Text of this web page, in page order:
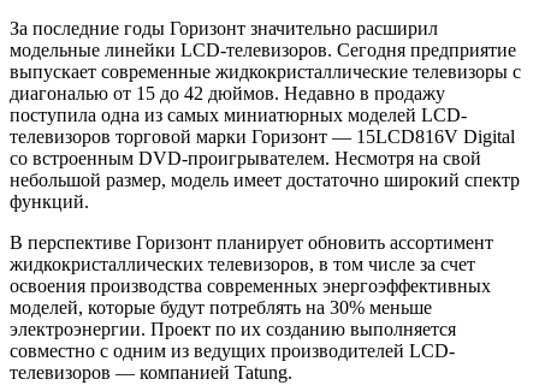
За последние годы Горизонт значительно расширил
модельные линейки LCD-телевизоров. Сегодня предприятие
выпускает современные жидкокристаллические телевизоры с
диагональю от 15 до 42 дюймов. Недавно в продажу
поступила одна из самых миниатюрных моделей LCD-
телевизоров торговой марки Горизонт — 15LCD816V Digital
со встроенным DVD-проигрывателем. Несмотря на свой
небольшой размер, модель имеет достаточно широкий спектр
функций.
В перспективе Горизонт планирует обновить ассортимент
жидкокристаллических телевизоров, в том числе за счет
освоения производства современных энергоэффективных
моделей, которые будут потреблять на 30% меньше
электроэнергии. Проект по их созданию выполняется
совместно с одним из ведущих производителей LCD-
телевизоров — компанией Tatung.